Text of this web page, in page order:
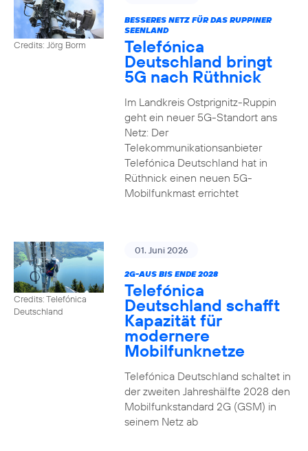
Credits: Jörg Borm
BESSERES NETZ FÜR DAS RUPPINER
SEENLAND
Telefónica
Deutschland bringt
5G nach Rüthnick
Im Landkreis Ostprignitz-Ruppin
geht ein neuer 5G-Standort ans
Netz: Der
Telekommunikationsanbieter
Telefónica Deutschland hat in
Rüthnick einen neuen 5G-
Mobilfunkmast errichtet
Credits: Telefónica
Deutschland
01. Juni 2026
2G-AUS BIS ENDE 2028
Telefónica
Deutschland schafft
Kapazität für
modernere
Mobilfunknetze
Telefónica Deutschland schaltet in
der zweiten Jahreshälfte 2028 den
Mobilfunkstandard 2G (GSM) in
seinem Netz ab